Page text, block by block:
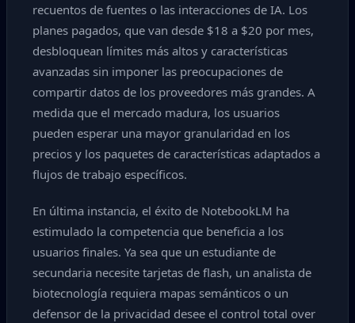
recuentos de fuentes o las interacciones de IA. Los
planes pagados, que van desde $18 a $20 por mes,
desbloquean límites más altos y características
avanzadas sin imponer las preocupaciones de
compartir datos de los proveedores más grandes. A
medida que el mercado madura, los usuarios
pueden esperar una mayor granularidad en los
precios y los paquetes de características adaptados a
flujos de trabajo específicos.
En última instancia, el éxito de NotebookLM ha
estimulado la competencia que beneficia a los
usuarios finales. Ya sea que un estudiante de
secundaria necesite tarjetas de flash, un analista de
biotecnología requiera mapas semánticos o un
defensor de la privacidad desee el control total over